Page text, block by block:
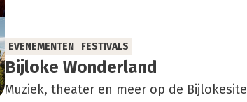
Bij­lo­ke Won­der­land
Muziek, theater en meer op de Bijlokesite
EVENEMENTEN FESTIVALS